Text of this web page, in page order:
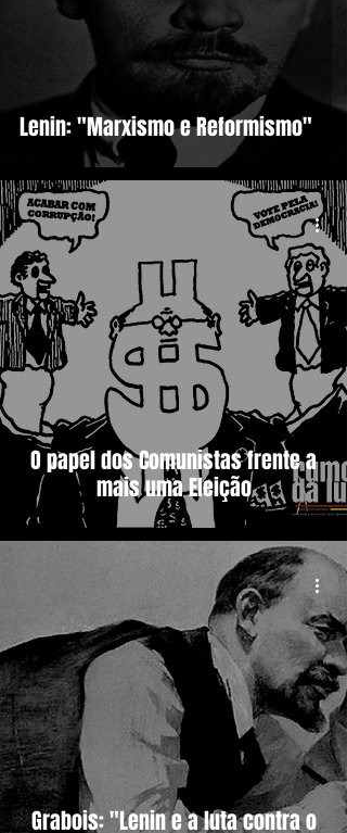
Lenin: "Marxismo e Reformismo"
O papel dos Comunistas frente a
mais uma Eleição
Grabois: "Lenin e a luta contra o